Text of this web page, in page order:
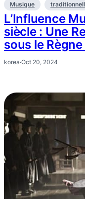
Musique
L’Influence
siècle : Une
sous le
korea·Oct 20, 2024